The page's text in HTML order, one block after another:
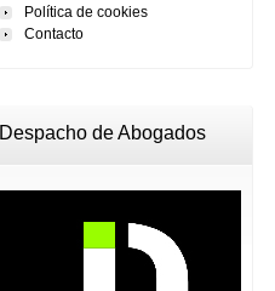
Política de cookies
Contacto
Despacho de Abogados